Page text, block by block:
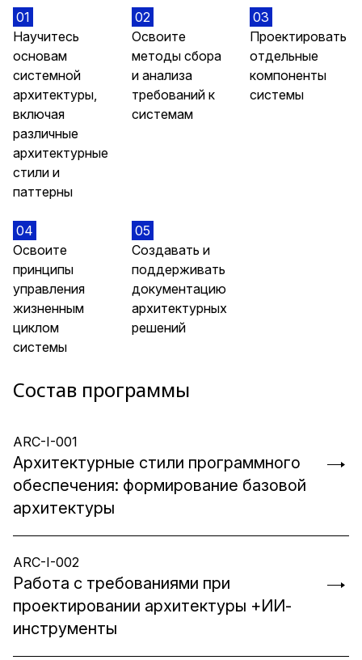
01
Научитесь
основам
системной
архитектуры,
включая
различные
архитектурные
стили и
паттерны
02
Освоите
методы сбора
и анализа
требований к
системам
03
Проектировать
отдельные
компоненты
системы
04
Освоите
принципы
управления
жизненным
циклом
системы
05
Создавать и
поддерживать
документацию
архитектурных
решений
Состав программы
ARC-I-001
Архитектурные стили программного
обеспечения: формирование базовой
архитектуры
ARC-I-002
Работа с требованиями при
проектировании архитектуры +ИИ-
инструменты